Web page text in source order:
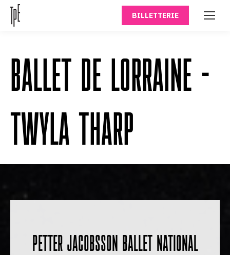
BILLETTERIE
BALLET DE LORRAINE –
TWYLA THARP
PETTER JACOBSSON BALLET NATIONAL